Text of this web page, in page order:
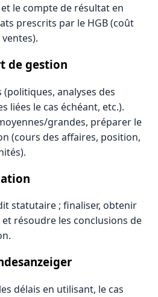
le compte de résultat en
prescrits par le HGB (coût
de gestion
(politiques, analyses des
liées le cas échéant, etc.).
grandes, préparer le
(cours des affaires, position,
statutaire ; finaliser, obtenir
résoudre les conclusions de
délais en utilisant, le cas